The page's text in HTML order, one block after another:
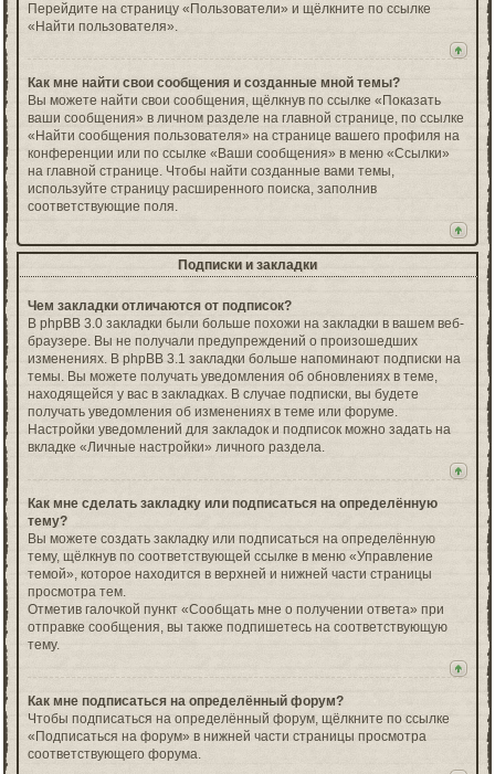
Перейдите на страницу «Пользователи» и щёлкните по ссылке
«Найти пользователя».
Как мне найти свои сообщения и созданные мной темы?
Вы можете найти свои сообщения, щёлкнув по ссылке «Показать
ваши сообщения» в личном разделе на главной странице, по ссылке
«Найти сообщения пользователя» на странице вашего профиля на
конференции или по ссылке «Ваши сообщения» в меню «Ссылки»
на главной странице. Чтобы найти созданные вами темы,
используйте страницу расширенного поиска, заполнив
соответствующие поля.
Подписки и закладки
Чем закладки отличаются от подписок?
В phpBB 3.0 закладки были больше похожи на закладки в вашем веб-
браузере. Вы не получали предупреждений о произошедших
изменениях. В phpBB 3.1 закладки больше напоминают подписки на
темы. Вы можете получать уведомления об обновлениях в теме,
находящейся у вас в закладках. В случае подписки, вы будете
получать уведомления об изменениях в теме или форуме.
Настройки уведомлений для закладок и подписок можно задать на
вкладке «Личные настройки» личного раздела.
Как мне сделать закладку или подписаться на определённую
тему?
Вы можете создать закладку или подписаться на определённую
тему, щёлкнув по соответствующей ссылке в меню «Управление
темой», которое находится в верхней и нижней части страницы
просмотра тем.
Отметив галочкой пункт «Сообщать мне о получении ответа» при
отправке сообщения, вы также подпишетесь на соответствующую
тему.
Как мне подписаться на определённый форум?
Чтобы подписаться на определённый форум, щёлкните по ссылке
«Подписаться на форум» в нижней части страницы просмотра
соответствующего форума.